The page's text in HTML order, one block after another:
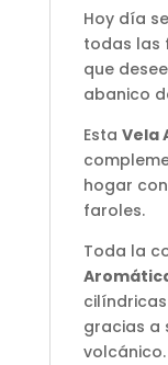
Hoy día
todas las
que
abanico
Esta Vela
hogar
faroles.
Toda la
gracias a
volcánico.